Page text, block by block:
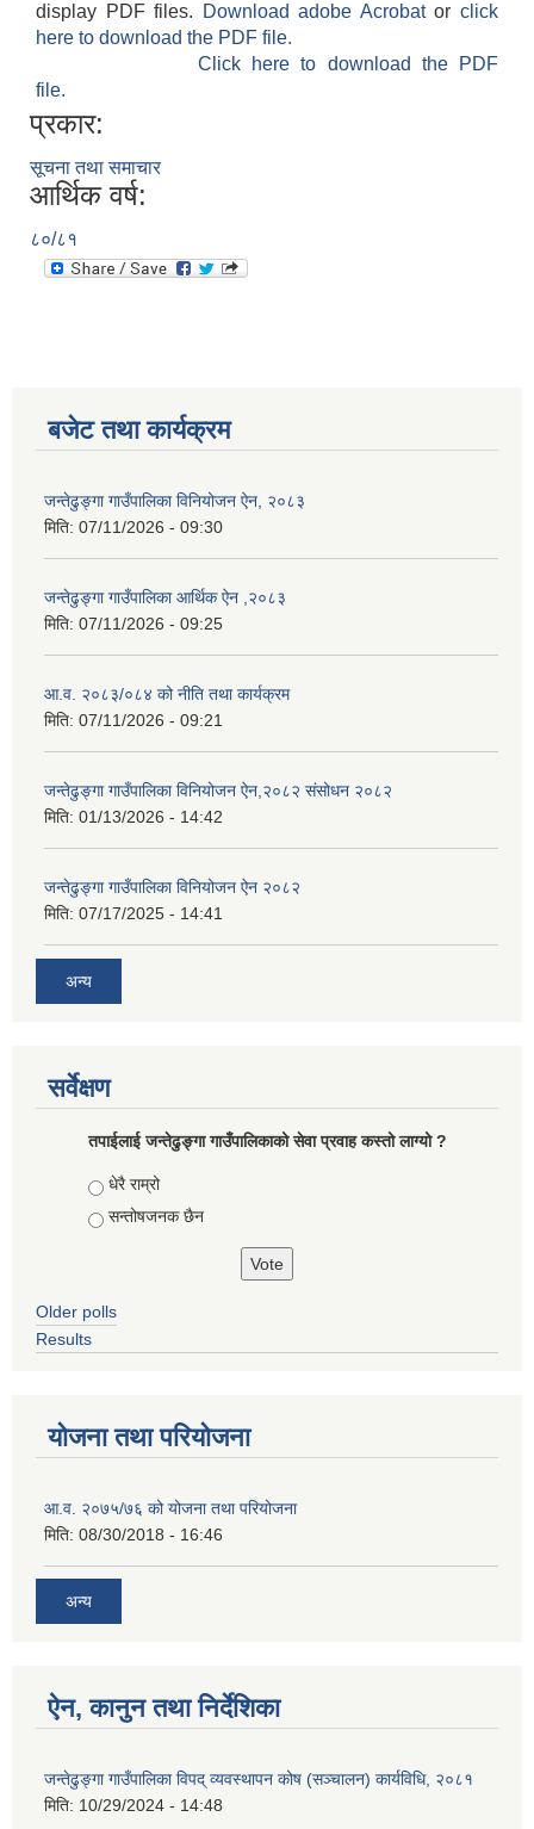
display PDF files.
Download adobe Acrobatorclick
here to download the PDF file.
Click here to download the PDF
file.
प्रकार:
सूचना तथा समाचार
आर्थिक वर्ष:
८०/८१
बजेट तथा कार्यक्रम
जन्तेढुङ्गा गाउँपालिका विनियोजन ऐन, २०८३
मिति: 07/11/2026 - 09:30
जन्तेढुङ्गा गाउँपालिका आर्थिक ऐन ,२०८३
मिति: 07/11/2026 - 09:25
आ.व. २०८३/०८४ को नीति तथा कार्यक्रम
मिति: 07/11/2026 - 09:21
जन्तेढुङ्गा गाउँपालिका विनियोजन ऐन,२०८२ संसोधन २०८२
मिति: 01/13/2026 - 14:42
जन्तेढुङ्गा गाउँपालिका विनियोजन ऐन २०८२
मिति: 07/17/2025 - 14:41
अन्य
सर्वेक्षण
तपाईलाई जन्तेढुङ्गा गाउँपालिकाको सेवा प्रवाह कस्तो लाग्यो ?
Choices
धेरै राम्रो
सन्तोषजनक छैन
Older polls
Results
योजना तथा परियोजना
आ.व. २०७५/७६ को योजना तथा परियोजना
मिति: 08/30/2018 - 16:46
अन्य
ऐन, कानुन तथा निर्देशिका
जन्तेढुङ्गा गाउँपालिका विपद् व्यवस्थापन कोष (सञ्चालन) कार्यविधि, २०८१
मिति: 10/29/2024 - 14:48